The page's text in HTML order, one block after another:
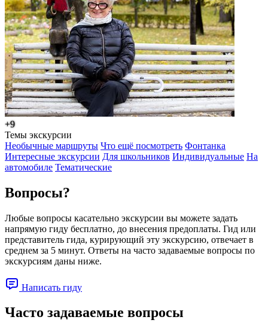
+9
Темы экскурсии
Необычные маршруты Что ещё посмотреть Фонтанка
Интересные экскурсии Для школьников Индивидуальные На
автомобиле Тематические
Вопросы?
Любые вопросы касательно экскурсии вы можете задать
напрямую гиду бесплатно, до внесения предоплаты. Гид или
представитель гида, курирующий эту экскурсию, отвечает в
среднем за 5 минут. Ответы на часто задаваемые вопросы по
экскурсиям даны ниже.
Написать гиду
Часто задаваемые вопросы